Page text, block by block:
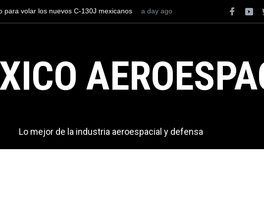
el AIFA está entre los aeropuertos con
La industria naval mexicana
a day ago
Lo mejor de la industria aeroespacial y defensa